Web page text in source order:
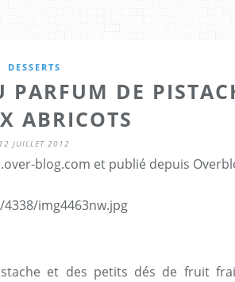
DESSERTS
PARFUM DE
ABRICOTS
12 JUILLET 2012
blog.com et publié depuis
et des petits dés de fruit